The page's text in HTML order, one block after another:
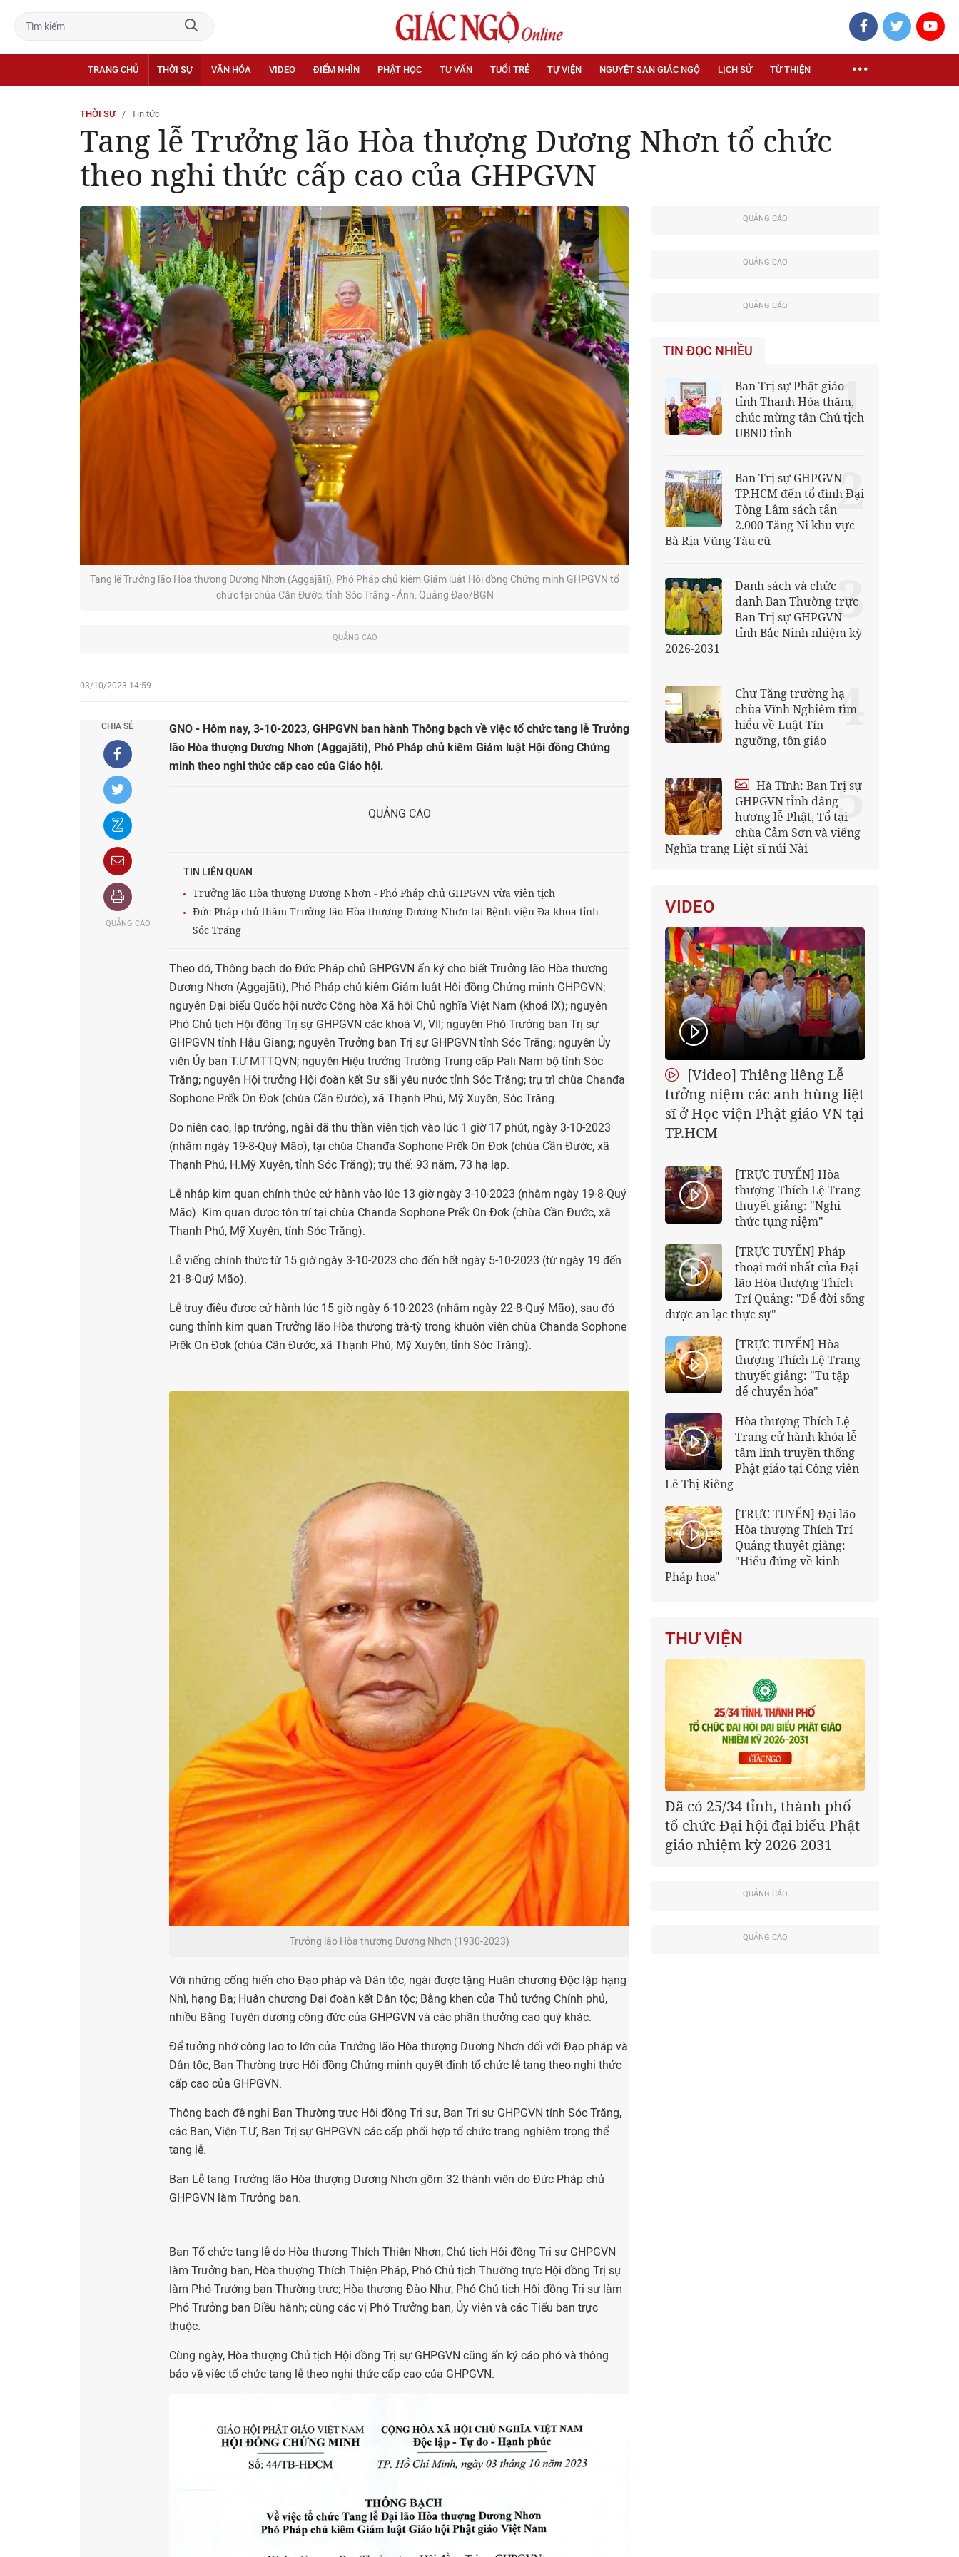
TRANG CHỦ THỜI SỰ VĂN HÓA VIDEO ĐIỂM NHÌN PHẬT HỌC TƯ VẤN TUỔI TRẺ TỰ VIỆN NGUYỆT SAN GIÁC NGỘ LỊCH SỬ TỪ THIỆN
THỜI SỰ Tin tức
Tang lễ Trưởng lão Hòa thượng Dương Nhơn tổ chức
theo nghi thức cấp cao của GHPGVN
Tang lẽ Trưởng lão Hòa thượng Dương Nhơn (Aggajāti), Phó Pháp chủ kiêm Giám luật Hội đồng Chứng minh GHPGVN tổ
chức tại chùa Cần Đước, tỉnh Sóc Trăng - Ảnh: Quảng Đạo/BGN
QUẢNG CÁO
03/10/2023 14:59
CHIA SẺ
GNO - Hôm nay, 3-10-2023, GHPGVN ban hành Thông bạch về việc tổ chức tang lễ Trưởng
lão Hòa thượng Dương Nhơn (Aggajāti), Phó Pháp chủ kiêm Giám luật Hội đồng Chứng
minh theo nghi thức cấp cao của Giáo hội.
QUẢNG CÁO
TIN LIÊN QUAN
Trưởng lão Hòa thượng Dương Nhơn - Phó Pháp chủ GHPGVN vừa viên tịch
Đức Pháp chủ thăm Trưởng lão Hòa thượng Dương Nhơn tại Bệnh viện Đa khoa tỉnh
Sóc Trăng
Theo đó, Thông bạch do Đức Pháp chủ GHPGVN ấn ký cho biết Trưởng lão Hòa thượng
Dương Nhơn (Aggajāti), Phó Pháp chủ kiêm Giám luật Hội đồng Chứng minh GHPGVN;
nguyên Đại biểu Quốc hội nước Cộng hòa Xã hội Chủ nghĩa Việt Nam (khoá IX); nguyên
Phó Chủ tịch Hội đồng Trị sự GHPGVN các khoá VI, VII; nguyên Phó Trưởng ban Trị sự
GHPGVN tỉnh Hậu Giang; nguyên Trưởng ban Trị sự GHPGVN tỉnh Sóc Trăng; nguyên Ủy
viên Ủy ban T.Ư MTTQVN; nguyên Hiệu trưởng Trường Trung cấp Pali Nam bộ tỉnh Sóc
Trăng; nguyên Hội trưởng Hội đoàn kết Sư sãi yêu nước tỉnh Sóc Trăng; trụ trì chùa Chanđa
Sophone Prếk On Đơk (chùa Cần Đước), xã Thạnh Phú, Mỹ Xuyên, Sóc Trăng.
Do niên cao, lạp trưởng, ngài đã thu thần viên tịch vào lúc 1 giờ 17 phút, ngày 3-10-2023
(nhằm ngày 19-8-Quý Mão), tại chùa Chanđa Sophone Prếk On Đơk (chùa Cần Đước, xã
Thạnh Phú, H.Mỹ Xuyên, tỉnh Sóc Trăng); trụ thế: 93 năm, 73 hạ lạp.
Lễ nhập kim quan chính thức cử hành vào lúc 13 giờ ngày 3-10-2023 (nhằm ngày 19-8-Quý
Mão). Kim quan được tôn trí tại chùa Chanđa Sophone Prếk On Đơk (chùa Cần Đước, xã
Thạnh Phú, Mỹ Xuyên, tỉnh Sóc Trăng).
Lễ viếng chính thức từ 15 giờ ngày 3-10-2023 cho đến hết ngày 5-10-2023 (từ ngày 19 đến
21-8-Quý Mão).
Lễ truy điệu được cử hành lúc 15 giờ ngày 6-10-2023 (nhằm ngày 22-8-Quý Mão), sau đó
cung thỉnh kim quan Trưởng lão Hòa thượng trà-tỳ trong khuôn viên chùa Chanđa Sophone
Prếk On Đơk (chùa Cần Đước, xã Thạnh Phú, Mỹ Xuyên, tỉnh Sóc Trăng).
Trưởng lão Hòa thượng Dương Nhơn (1930-2023)
Với những cống hiến cho Đạo pháp và Dân tộc, ngài được tặng Huân chương Độc lập hạng
Nhì, hạng Ba; Huân chương Đại đoàn kết Dân tộc; Bằng khen của Thủ tướng Chính phủ,
nhiều Bằng Tuyên dương công đức của GHPGVN và các phần thưởng cao quý khác.
Để tưởng nhớ công lao to lớn của Trưởng lão Hòa thượng Dương Nhơn đối với Đạo pháp và
Dân tộc, Ban Thường trực Hội đồng Chứng minh quyết định tổ chức lễ tang theo nghi thức
cấp cao của GHPGVN.
Thông bạch đề nghị Ban Thường trực Hội đồng Trị sự, Ban Trị sự GHPGVN tỉnh Sóc Trăng,
các Ban, Viện T.Ư, Ban Trị sự GHPGVN các cấp phối hợp tổ chức trang nghiêm trọng thể
tang lễ.
Ban Lễ tang Trưởng lão Hòa thượng Dương Nhơn gồm 32 thành viên do Đức Pháp chủ
GHPGVN làm Trưởng ban.
Ban Tổ chức tang lễ do Hòa thượng Thích Thiện Nhơn, Chủ tịch Hội đồng Trị sự GHPGVN
làm Trưởng ban; Hòa thượng Thích Thiện Pháp, Phó Chủ tịch Thường trực Hội đồng Trị sự
làm Phó Trưởng ban Thường trực; Hòa thượng Đào Như, Phó Chủ tịch Hội đồng Trị sự làm
Phó Trưởng ban Điều hành; cùng các vị Phó Trưởng ban, Ủy viên và các Tiểu ban trực
thuộc.
Cùng ngày, Hòa thượng Chủ tịch Hội đồng Trị sự GHPGVN cũng ấn ký cáo phó và thông
báo về việc tổ chức tang lễ theo nghi thức cấp cao của GHPGVN.
QUẢNG CÁO
QUẢNG CÁO
QUẢNG CÁO
QUẢNG CÁO
TIN ĐỌC NHIỀU
Ban Trị sự Phật giáo
tỉnh Thanh Hóa thăm,
chúc mừng tân Chủ tịch
UBND tỉnh
1
Ban Trị sự GHPGVN
TP.HCM đến tổ đình Đại
Tòng Lâm sách tấn
2.000 Tăng Ni khu vực
Bà Rịa-Vũng Tàu cũ
2
Danh sách và chức
danh Ban Thường trực
Ban Trị sự GHPGVN
tỉnh Bắc Ninh nhiệm kỳ
2026-2031
3
Chư Tăng trường hạ
chùa Vĩnh Nghiêm tìm
hiểu về Luật Tín
ngưỡng, tôn giáo
4
Hà Tĩnh: Ban Trị sự
GHPGVN tỉnh dâng
hương lễ Phật, Tổ tại
chùa Cảm Sơn và viếng
Nghĩa trang Liệt sĩ núi Nài
5
VIDEO
[Video] Thiêng liêng Lễ
tưởng niệm các anh hùng liệt
sĩ ở Học viện Phật giáo VN tại
TP.HCM
[TRỰC TUYẾN] Hòa
thượng Thích Lệ Trang
thuyết giảng: "Nghi
thức tụng niệm"
[TRỰC TUYẾN] Pháp
thoại mới nhất của Đại
lão Hòa thượng Thích
Trí Quảng: "Để đời sống
được an lạc thực sự"
[TRỰC TUYẾN] Hòa
thượng Thích Lệ Trang
thuyết giảng: "Tu tập
để chuyển hóa"
Hòa thượng Thích Lệ
Trang cử hành khóa lễ
tâm linh truyền thống
Phật giáo tại Công viên
Lê Thị Riêng
[TRỰC TUYẾN] Đại lão
Hòa thượng Thích Trí
Quảng thuyết giảng:
"Hiểu đúng về kinh
Pháp hoa"
THƯ VIỆN
Đã có 25/34 tỉnh, thành phố
tổ chức Đại hội đại biểu Phật
giáo nhiệm kỳ 2026-2031
QUẢNG CÁO
QUẢNG CÁO